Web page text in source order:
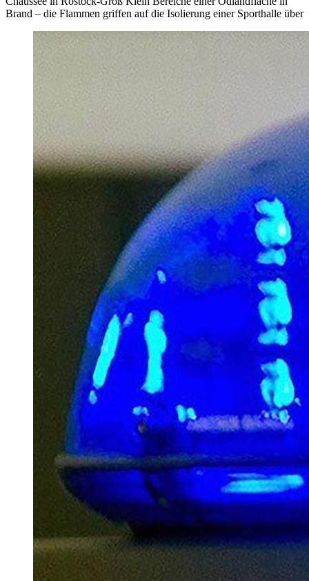
Brand – die Flammen griffen auf die Isolierung einer Sporthalle über